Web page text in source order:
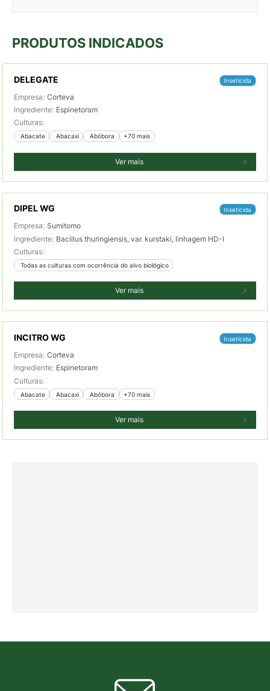
PRODUTOS INDICADOS
DELEGATE Inseticida
Empresa: Corteva
Ingrediente: Espinetoram
Culturas:
Abacate Abacaxi Abóbora +70 mais
Ver mais
DIPEL WG Inseticida
Empresa: Sumitomo
Ingrediente: Bacillus thuringiensis, var. kurstaki, linhagem HD-I
Culturas:
Todas as culturas com ocorrência do alvo biológico
Ver mais
INCITRO WG Inseticida
Empresa: Corteva
Ingrediente: Espinetoram
Culturas:
Abacate Abacaxi Abóbora +70 mais
Ver mais